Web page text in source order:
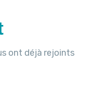
ont déjà rejoints